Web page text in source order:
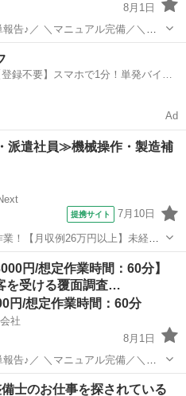
8月1日
告♪／ ＼マニュアル完備／＼ス
※業務委託なので履歴書不要で
録不要】スマホで1分！単発バイト
Ad
派遣社員≫機械操作・製造補
提携サイト 7月10日
！【月収例26万円以上】未経験
制度あり！マイカー通勤可！1食
群馬県高崎市》 人気の工
円/想定作業時間：60分】
を受ける覆面調査…
円/想定作業時間：60分
社
8月1日
告♪／ ＼マニュアル完備／＼ス
※業務委託なので履歴書不要で
士のお仕事を探されている